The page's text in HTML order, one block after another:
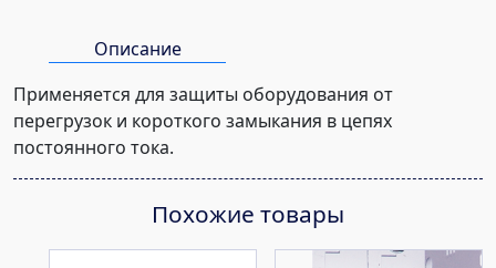
С
Описание
Применяется для защиты оборудования от
перегрузок и короткого замыкания в цепях
постоянного тока.
Похожие товары